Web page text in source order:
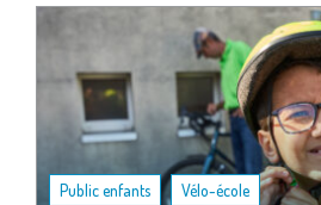
Public enfants , Vélo-école